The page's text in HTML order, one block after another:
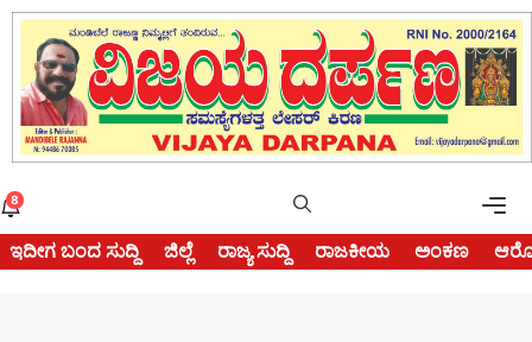
Skip
content
8
ಇದೀಗ ಬಂದ ಸುದ್ದಿ ಜಿಲ್ಲೆ ರಾಜ್ಯ ಸುದ್ದಿ ರಾಜಕೀಯ ಅಂಕಣ